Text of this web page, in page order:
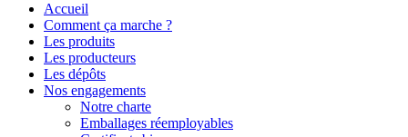
Accueil
Comment ça marche ?
Les produits
Les producteurs
Les dépôts
Nos engagements
Notre charte
Emballages réemployables